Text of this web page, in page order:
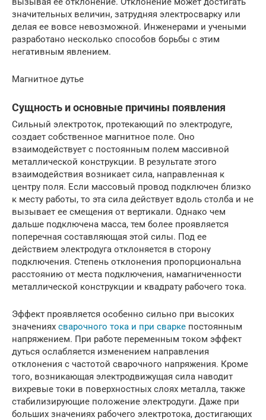
значительных величин, затрудняя электросварку или
делая ее вовсе невозможной. Инженерами и учеными
разработано несколько способов борьбы с этим
негативным явлением.
Магнитное дутье
Сущность и основные причины появления
Сильный электроток, протекающий по электродуге,
создает собственное магнитное поле. Оно
взаимодействует с постоянным полем массивной
металлической конструкции. В результате этого
взаимодействия возникает сила, направленная к
центру поля. Если массовый провод подключен близко
к месту работы, то эта сила действует вдоль столба и не
вызывает ее смещения от вертикали. Однако чем
дальше подключена масса, тем более проявляется
поперечная составляющая этой силы. Под ее
действием электродуга отклоняется в сторону
подключения. Степень отклонения пропорциональна
расстоянию от места подключения, намагниченности
металлической конструкции и квадрату рабочего тока.
Эффект проявляется особенно сильно при высоких
значениях сварочного тока и при сварке постоянным
напряжением. При работе переменным током эффект
дуться ослабляется изменением направления
отклонения с частотой сварочного напряжения. Кроме
того, возникающая электродвижущая сила наводит
вихревые токи в поверхностных слоях металла, также
стабилизирующие положение электродуги. Даже при
больших значениях рабочего электротока, достигающих